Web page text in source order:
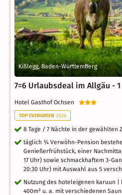
Kißlegg, Baden-Württemberg
7=6 Urlaubsdeal im Allgäu -
Hotel Gasthof Ochsen
TOP EVERGREEN 2026
8 Tage / 7 Nächte in der gewählten
täglich ¾ Verwöhn-Pension
Genießerfrühstück, einer
17 Uhr) sowie schmackhaftem 3-
20:30 Uhr) mit Auswahl aus 5
Nutzung des hoteleigenen karuun |
400m² u. a. mit verschiedenen